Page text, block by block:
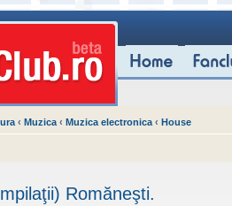
‹ Muzica ‹ Muzica electronica ‹ House
Romăneşti.